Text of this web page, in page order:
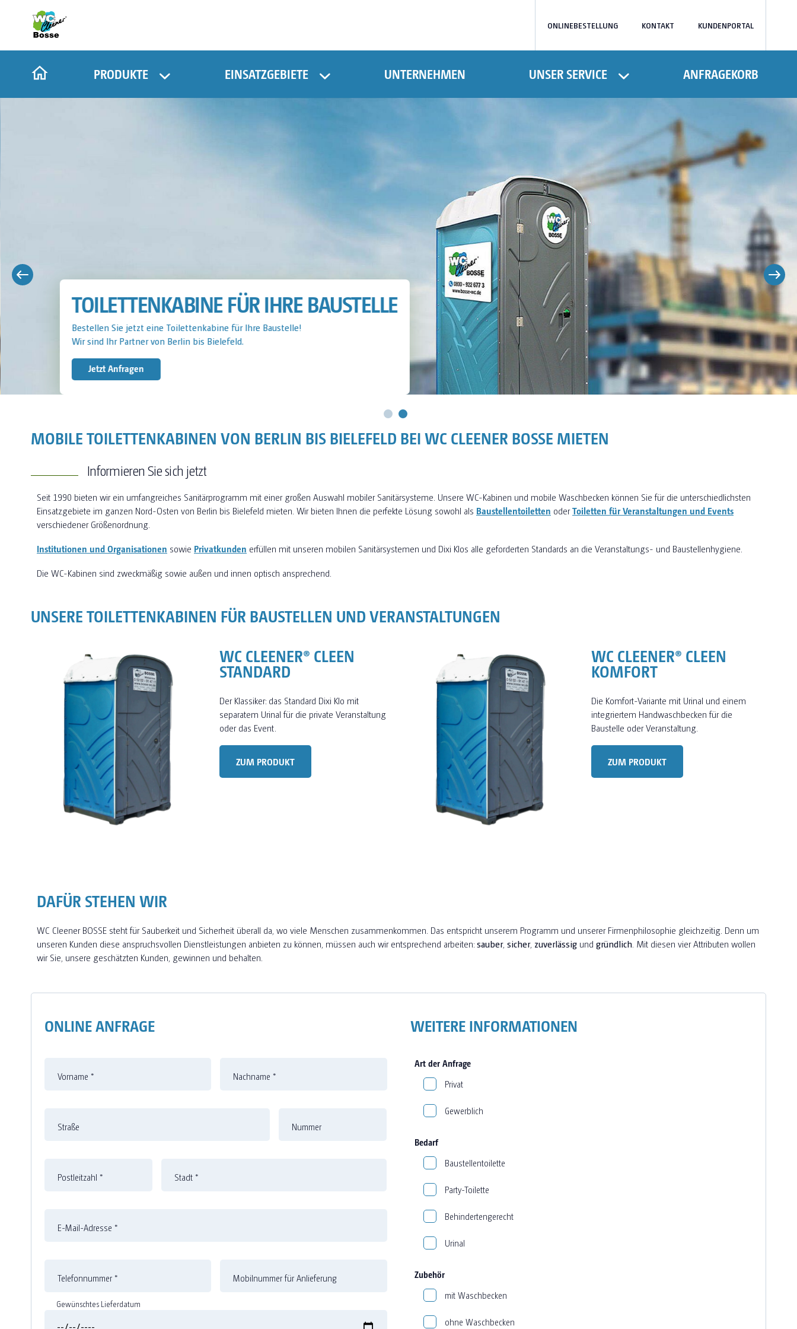
ONLINEBESTELLUNG KONTAKT KUNDENPORTAL
PRODUKTE EINSATZGEBIETE UNTERNEHMEN UNSER SERVICE ANFRAGEKORB
TOILETTENKABINE FÜR IHRE BAUSTELLE
Bestellen Sie jetzt eine Toilettenkabine für Ihre Baustelle!
Wir sind Ihr Partner von Berlin bis Bielefeld.
Jetzt Anfragen
MOBILE TOILETTENKABINEN VON BERLIN BIS BIELEFELD BEI WC CLEENER BOSSE MIETEN
Informieren Sie sich jetzt
Seit 1990 bieten wir ein umfangreiches Sanitärprogramm mit einer großen Auswahl mobiler Sanitärsysteme. Unsere WC-Kabinen und mobile Waschbecken können Sie für die unterschiedlichsten
Einsatzgebiete im ganzen Nord-Osten von Berlin bis Bielefeld mieten. Wir bieten Ihnen die perfekte Lösung sowohl als Baustellentoiletten oderToiletten für Veranstaltungen und Events
verschiedener Größenordnung.
Institutionen und Organisationen sowie Privatkunden erfüllen mit unseren mobilen Sanitärsystemen und Dixi Klos alle geforderten Standards an die Veranstaltungs- und Baustellenhygiene.
Die WC-Kabinen sind zweckmäßig sowie außen und innen optisch ansprechend.
UNSERE TOILETTENKABINEN FÜR BAUSTELLEN UND VERANSTALTUNGEN
WC CLEENER® CLEEN
STANDARD
Der Klassiker: das Standard Dixi Klo mit
separatem Urinal für die private Veranstaltung
oder das Event.
ZUM PRODUKT
WC CLEENER® CLEEN
KOMFORT
Die Komfort-Variante mit Urinal und einem
integriertem Handwaschbecken für die
Baustelle oder Veranstaltung.
ZUM PRODUKT
DAFÜR STEHEN WIR
WC Cleener BOSSE steht für Sauberkeit und Sicherheit überall da, wo viele Menschen zusammenkommen. Das entspricht unserem Programm und unserer Firmenphilosophie gleichzeitig. Denn um
unseren Kunden diese anspruchsvollen Dienstleistungen anbieten zu können, müssen auch wir entsprechend arbeiten:sauber, sicher, zuverlässig und gründlich . Mit diesen vier Attributen wollen
wir Sie, unsere geschätzten Kunden, gewinnen und behalten.
ONLINE ANFRAGE
Vorname * Nachname *
Straße Nummer
Postleitzahl * Stadt *
E-Mail-Adresse *
Telefonnummer * Mobilnummer für Anlieferung
Gewünschtes Lieferdatum
WEITERE INFORMATIONEN
Art der Anfrage
Privat
Gewerblich
Bedarf
Baustellentoilette
Party-Toilette
Behindertengerecht
Urinal
Zubehör
mit Waschbecken
ohne Waschbecken